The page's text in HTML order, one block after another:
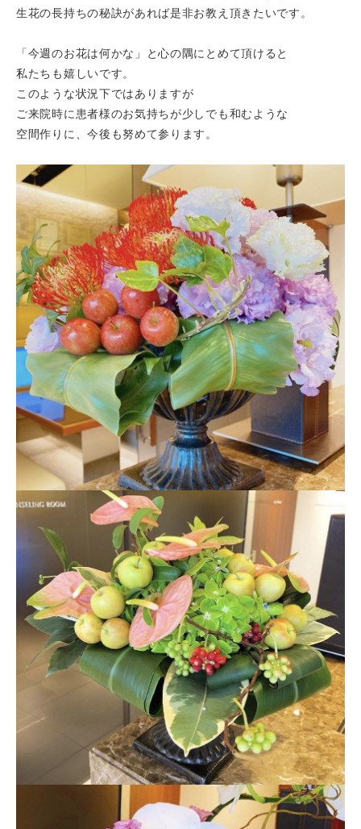
生花の長持ちの秘訣があれば是非お教え頂きたいです。
「今週のお花は何かな」と心の隅にとめて頂けると
私たちも嬉しいです。
このような状況下ではありますが
ご来院時に患者様のお気持ちが少しでも和むような
空間作りに、今後も努めて参ります。